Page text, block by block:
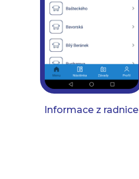
Informace z radnice